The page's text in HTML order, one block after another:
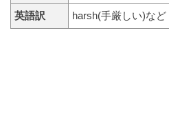
英語訳 harsh(手厳しい)など